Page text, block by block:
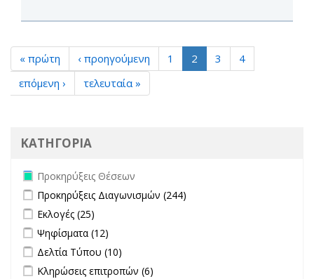
« πρώτη ‹ προηγούμενη 1 2 3
4
επόμενη ›
τελευταία »
ΚΑΤΗΓΟΡΙΑ
Remove Προκηρύξεις Θέσεων filter
Προκηρύξεις Θέσεων
Apply Προκηρύξεις Διαγωνισμών filter
Προκηρύξεις Διαγωνισμών (244)
Apply Εκλογές filter
Εκλογές (25)
Apply Ψηφίσματα filter
Ψηφίσματα (12)
Apply Δελτία Τύπου filter
Δελτία Τύπου (10)
Apply Κληρώσεις επιτροπών filter
Κληρώσεις επιτροπών (6)